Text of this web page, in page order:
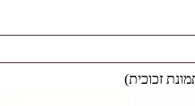
זכוכית)